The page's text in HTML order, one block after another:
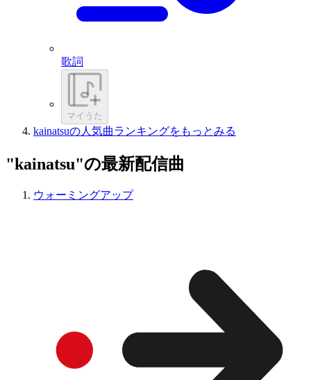
歌詞
マイうた
kainatsuの人気曲ランキングをもっとみる
"kainatsu"の最新配信曲
ウォーミングアップ